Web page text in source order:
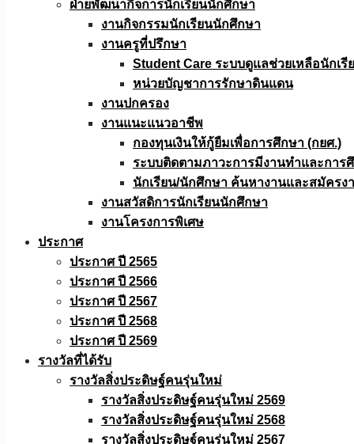
ฝ่ายพัฒนากิจการนักเรียนนักศึกษา
งานกิจกรรมนักเรียนนักศึกษา
งานครูที่ปรึกษา
Student Care ระบบดูแลช่วยเหลือนักเรี
หน่วยบัญชาการรักษาดินแดน
งานปกครอง
งานแนะแนวอาชีพ
กองทุนเงินให้กู้ยืมเพื่อการศึกษา (กยศ.)
ระบบติดตามภาวะการมีงานทำและการ
นักเรียน/นักศึกษา ค้นหางานและสมัครง
งานสวัสดิการนักเรียนนักศึกษา
งานโครงการพิเศษ
ประกาศ
ประกาศ ปี 2565
ประกาศ ปี 2566
ประกาศ ปี 2567
ประกาศ ปี 2568
ประกาศ ปี 2569
รางวัลที่ได้รับ
รางวัลสิ่งประดิษฐ์คนรุ่นใหม่
รางวัลสิ่งประดิษฐ์คนรุ่นใหม่ 2569
รางวัลสิ่งประดิษฐ์คนรุ่นใหม่ 2568
รางวัลสิ่งประดิษฐ์คนรุ่นใหม่ 2567